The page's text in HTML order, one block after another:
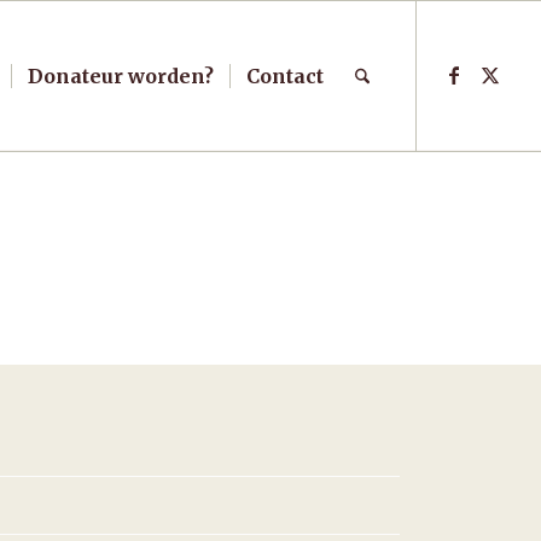
Donateur worden? Contact